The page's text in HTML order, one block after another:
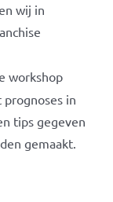
wij in
workshop
in
tips gegeven
gemaakt.